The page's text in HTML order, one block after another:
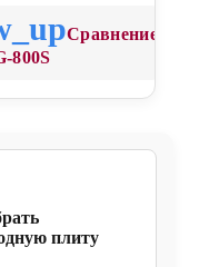
Сравнение
800S
плиту